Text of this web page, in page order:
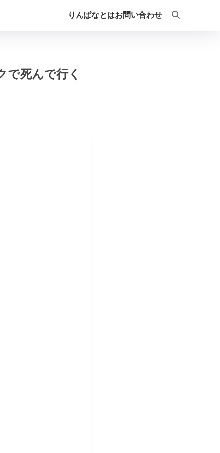
りんぱなとはお問い合わせ
死んで行く